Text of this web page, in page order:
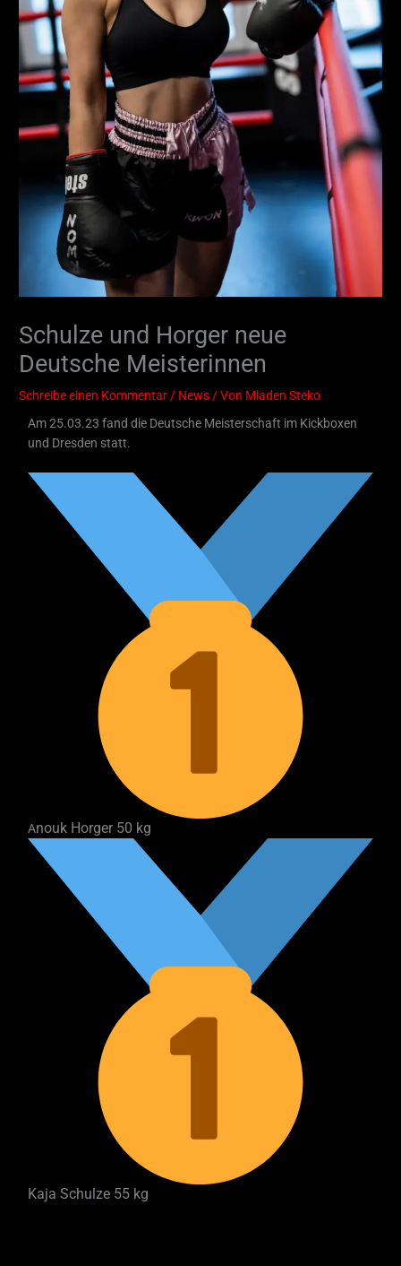
Schulze und Horger neue
Deutsche Meisterinnen
Schreibe einen Kommentar / News / Von Mladen Steko
Am 25.03.23 fand die Deutsche Meisterschaft im Kickboxen
und Dresden statt.
Anouk Horger 50 kg
Kaja Schulze 55 kg